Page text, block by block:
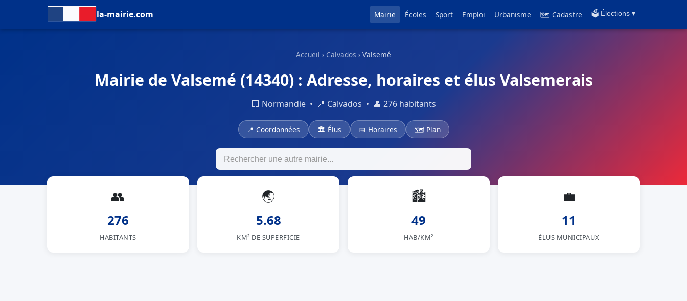
la-mairie.com Mairie Écoles Sport Emploi Urbanisme 🗺 Cadastre 🗳️ Élections ▾
Accueil › Calvados › Valsemé
Mairie de Valsemé (14340) : Adresse, horaires et élus Valsemerais
🏢 Normandie • 📍 Calvados • 👤 276 habitants
📍 Coordonnées 🏛 Élus 📅 Horaires 🗺 Plan
👥
276
HABITANTS
🌏
5.68
KM² DE SUPERFICIE
🏙
49
HAB/KM²
💼
11
ÉLUS MUNICIPAUX